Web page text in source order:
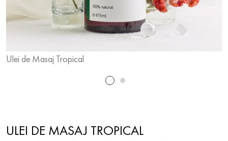
Ulei de Masaj Tropical
ULEI DE MASAJ TROPICAL